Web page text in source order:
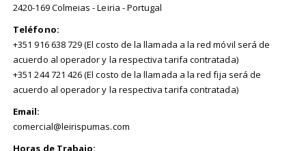
2420-169 Colmeias - Leiria - Portugal
Teléfono:
+351 916 638 729 (El costo de la llamada a la red móvil será de
acuerdo al operador y la respectiva tarifa contratada)
+351 244 721 426 (El costo de la llamada a la red fija será de
acuerdo al operador y la respectiva tarifa contratada)
Email:
comercial@leirispumas.com
Horas de Trabajo: